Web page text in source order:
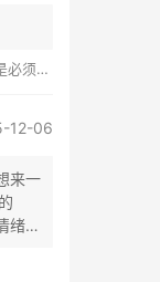
过的
12-06
来一
绪）